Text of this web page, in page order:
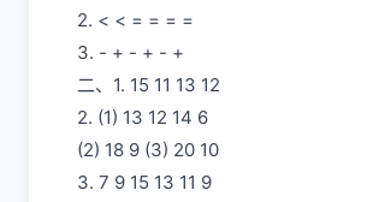
2. < < = = = =
3. - + - + - +
二、1. 15 11 13 12
2. (1) 13 12 14 6
(2) 18 9 (3) 20 10
3. 7 9 15 13 11 9